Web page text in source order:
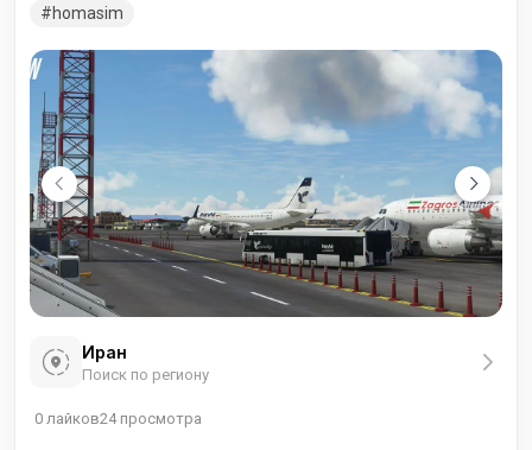
Маскат и Стамбул.
homasim
Иран
Поиск по региону
0 лайков24просмотра